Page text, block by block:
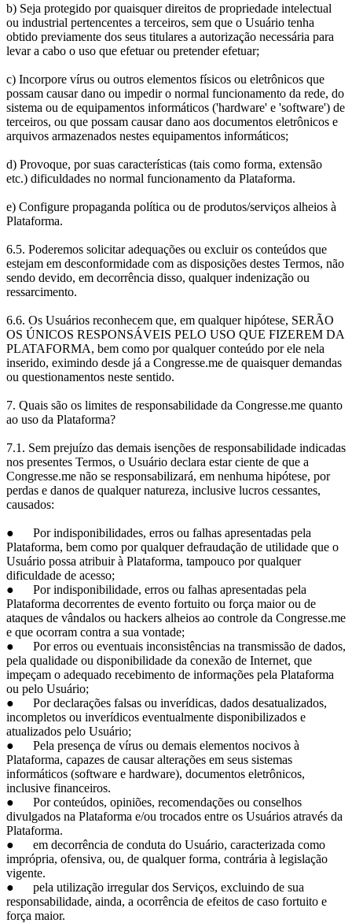
b) Seja protegido por quaisquer direitos de propriedade intelectual
ou industrial pertencentes a terceiros, sem que o Usuário tenha
obtido previamente dos seus titulares a autorização necessária para
levar a cabo o uso que efetuar ou pretender efetuar;
c) Incorpore vírus ou outros elementos físicos ou eletrônicos que
possam causar dano ou impedir o normal funcionamento da rede, do
sistema ou de equipamentos informáticos ('hardware' e 'software') de
terceiros, ou que possam causar dano aos documentos eletrônicos e
arquivos armazenados nestes equipamentos informáticos;
d) Provoque, por suas características (tais como forma, extensão
etc.) dificuldades no normal funcionamento da Plataforma.
e) Configure propaganda política ou de produtos/serviços alheios à
Plataforma.
6.5. Poderemos solicitar adequações ou excluir os conteúdos que
estejam em desconformidade com as disposições destes Termos, não
sendo devido, em decorrência disso, qualquer indenização ou
ressarcimento.
6.6. Os Usuários reconhecem que, em qualquer hipótese, SERÃO
OS ÚNICOS RESPONSÁVEIS PELO USO QUE FIZEREM DA
PLATAFORMA, bem como por qualquer conteúdo por ele nela
inserido, eximindo desde já a Congresse.me de quaisquer demandas
ou questionamentos neste sentido.
7. Quais são os limites de responsabilidade da Congresse.me quanto
ao uso da Plataforma?
7.1. Sem prejuízo das demais isenções de responsabilidade indicadas
nos presentes Termos, o Usuário declara estar ciente de que a
Congresse.me não se responsabilizará, em nenhuma hipótese, por
perdas e danos de qualquer natureza, inclusive lucros cessantes,
causados:
● Por indisponibilidades, erros ou falhas apresentadas pela
Plataforma, bem como por qualquer defraudação de utilidade que o
Usuário possa atribuir à Plataforma, tampouco por qualquer
dificuldade de acesso;
● Por indisponibilidade, erros ou falhas apresentadas pela
Plataforma decorrentes de evento fortuito ou força maior ou de
ataques de vândalos ou hackers alheios ao controle da Congresse.me
e que ocorram contra a sua vontade;
● Por erros ou eventuais inconsistências na transmissão de dados,
pela qualidade ou disponibilidade da conexão de Internet, que
impeçam o adequado recebimento de informações pela Plataforma
ou pelo Usuário;
● Por declarações falsas ou inverídicas, dados desatualizados,
incompletos ou inverídicos eventualmente disponibilizados e
atualizados pelo Usuário;
● Pela presença de vírus ou demais elementos nocivos à
Plataforma, capazes de causar alterações em seus sistemas
informáticos (software e hardware), documentos eletrônicos,
inclusive financeiros.
● Por conteúdos, opiniões, recomendações ou conselhos
divulgados na Plataforma e/ou trocados entre os Usuários através da
Plataforma.
● em decorrência de conduta do Usuário, caracterizada como
imprópria, ofensiva, ou, de qualquer forma, contrária à legislação
vigente.
● pela utilização irregular dos Serviços, excluindo de sua
responsabilidade, ainda, a ocorrência de efeitos de caso fortuito e
força maior.